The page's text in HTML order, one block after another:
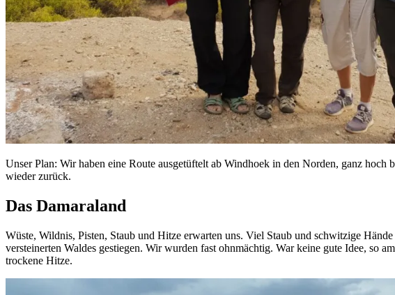
Unser Plan: Wir haben eine Route ausgetüftelt ab Windhoek in den Norden, ganz
wieder zurück.
Das Damaraland
Wüste, Wildnis, Pisten, Staub und Hitze erwarten uns. Viel Staub und schwitzige
versteinerten Waldes gestiegen. Wir wurden fast ohnmächtig. War keine gute Idee, so
trockene Hitze.